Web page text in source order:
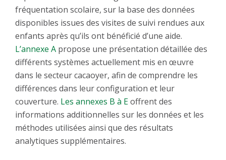
fréquentation scolaire, sur la base des données
disponibles issues des visites de suivi rendues aux
enfants après qu’ils ont bénéficié d’une aide.
L’annexe A propose une présentation détaillée des
différents systèmes actuellement mis en œuvre
dans le secteur cacaoyer, afin de comprendre les
différences dans leur configuration et leur
couverture. Les annexes B à Eoffrent des
informations additionnelles sur les données et les
méthodes utilisées ainsi que des résultats
analytiques supplémentaires.